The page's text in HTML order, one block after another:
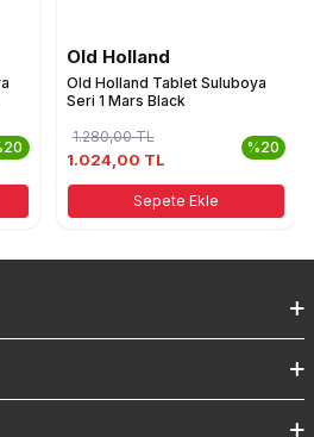
Old Holland
Old Holland Tablet Suluboya
Seri 1 Mars Black
1.024,00 TL
1.280,00TL
%20
Sepete Ekle